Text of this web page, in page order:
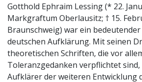
Gotthold Ephraim Lessing (* 22.
Markgraftum Oberlausitz; † 15.
Braunschweig) war ein
deutschen Aufklärung. Mit seinen
theoretischen Schriften, die vor
Toleranzgedanken verpflichtet
Aufklärer der weiteren Entwicklung